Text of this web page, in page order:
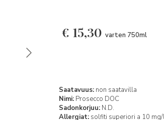
€ 15,30 varten 750ml
Saatavuus: non saatavilla
Nimi: Prosecco DOC
Sadonkorjuu: N.D.
Allergiat: solfiti superiori a 10